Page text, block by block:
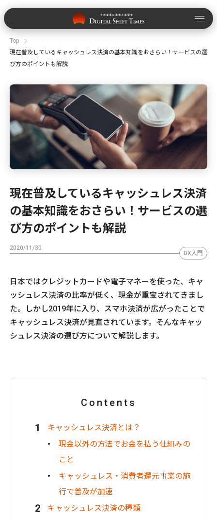
Top
現在普及しているキャッシュレス決済の基本知識をおさらい！サービスの選
び方のポイントも解説
現在普及しているキャッシュレス決済
の基本知識をおさらい！サービスの選
び方のポイントも解説
2020/11/30
DX入門
日本ではクレジットカードや電子マネーを使った、キャ
ッシュレス決済の比率が低く、現金が重宝されてきまし
た。しかし2019年に入り、スマホ決済が広がったことで
キャッシュレス決済が見直されています。そんなキャッ
シュレス決済の選び方について解説します。
Contents
キャッシュレス決済とは？
現金以外の方法でお金を払う仕組みの
こと
キャッシュレス・消費者還元事業の施
行で普及が加速
キャッシュレス決済の種類